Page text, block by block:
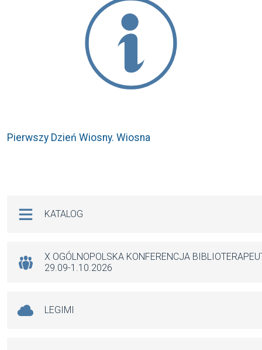
Pierwszy Dzień Wiosny. Wiosna
KATALOG
X OGÓLNOPOLSKA KONFERENCJA
29.09-1.10.2026
LEGIMI